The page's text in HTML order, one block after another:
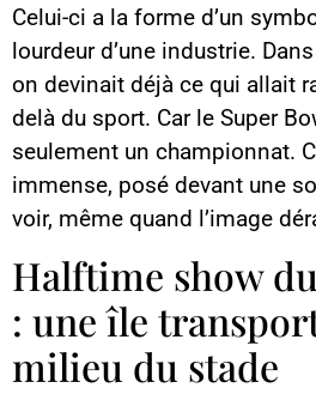
Celui-ci a la forme d’un
lourdeur d’une industrie.
on devinait déjà ce qui allait
delà du sport. Car le Super
seulement un championnat.
immense, posé devant une
voir, même quand l’image
Halftime show
: une île
milieu du stade